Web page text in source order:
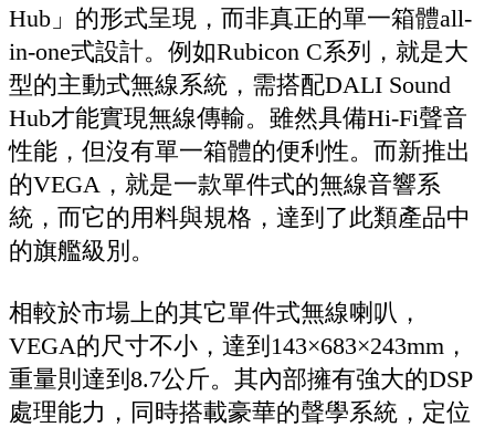
Hub」的形式呈現，而非真正的單一箱體all-
in-one式設計。例如Rubicon C系列，就是大
型的主動式無線系統，需搭配DALI Sound
Hub才能實現無線傳輸。雖然具備Hi-Fi聲音
性能，但沒有單一箱體的便利性。而新推出
的VEGA，就是一款單件式的無線音響系
統，而它的用料與規格，達到了此類產品中
的旗艦級別。
相較於市場上的其它單件式無線喇叭，
VEGA的尺寸不小，達到143×683×243mm，
重量則達到8.7公斤。其內部擁有強大的DSP
處理能力，同時搭載豪華的聲學系統，定位